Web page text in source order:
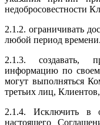
недобросовестности
2.1.2. ограничивать
любой период времени.
2.1.3. создавать,
информацию по
могут выполняться
третьих лиц,
2.1.4. Исключить в
настоящего